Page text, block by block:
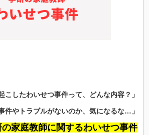
こしたわいせつ事件って、どんな内容？」
件やトラブルがないのか、気になるな…」
の家庭教師に関するわいせつ事件